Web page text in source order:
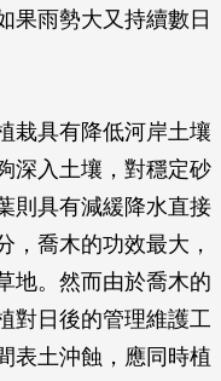
果雨勢大又持續數日
栽具有降低河岸土壤
深入土壤，對穩定砂
則具有減緩降水直接
，喬木的功效最大，
地。然而由於喬木的
對日後的管理維護工
表土沖蝕，應同時植